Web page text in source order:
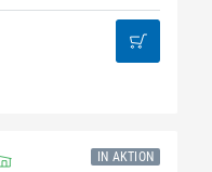
IN AKTION